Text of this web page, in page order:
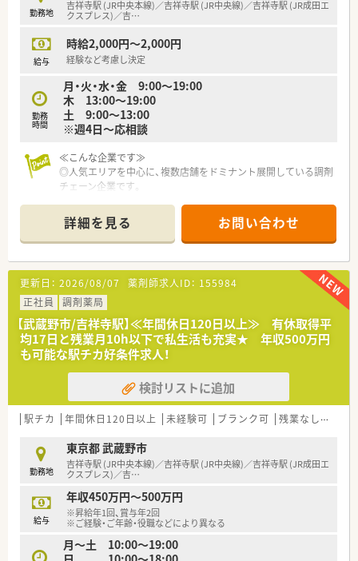
勤務地
吉祥寺駅 (JR中央本線)／吉祥寺駅 (JR中央線)／吉祥寺駅 (JR成田エ
クスプレス)／吉…
給与
時給2,000円～2,000円
経験など考慮し決定
勤務
時間
月・火・水・金 9:00～19:00
木 13:00～19:00
土 9:00～13:00
※週4日～応相談
≪こんな企業です≫
◎人気エリアを中心に、複数店舗をドミナント展開している調剤
チェーン企業です。
れる薬局です。
◎働きやすい現場環境を整えようと、代表者が積極的に設備投資
をされています。
◎認知症カフェや地域活動も積極的に実施されています。
詳細を見る お問い合わせ
更新日： 2026/08/07 薬剤師求人ID： 155984
正社員
調剤薬局
【武蔵野市/吉祥寺駅】≪年間休日120日以上≫ 有休取得平
均17日と残業月10h以下で私生活も充実★ 年収500万円
も可能な駅チカ好条件求人！
検討リストに追加
駅チカ 年間休日120日以上 未経験可 ブランク可 残業なし(ほぼなし含む)
勤務地
東京都 武蔵野市
吉祥寺駅 (JR中央本線)／吉祥寺駅 (JR中央線)／吉祥寺駅 (JR成田エ
クスプレス)／吉…
給与
年収450万円～500万円
※昇給年1回、賞与年2回
※ご経験・ご年齢・役職などにより異なる
月～土 10:00～19:00